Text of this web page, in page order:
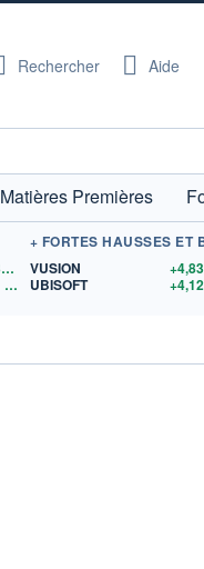
Rechercher Aide
Matières Premières
1,1533$US
+ FORTES HAUSSES ET
VUSION
UBISOFT